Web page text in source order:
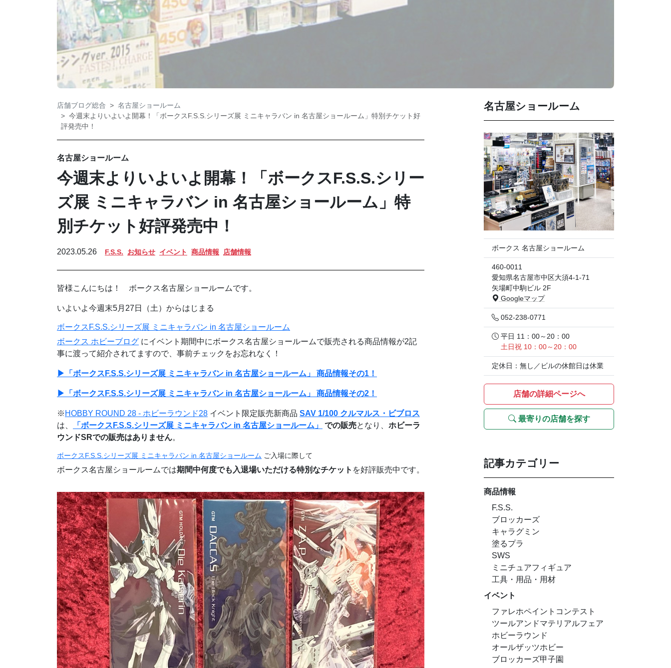
店舗ブログ総合
名古屋ショールーム
今週末よりいよいよ開幕！「ボークスF.S.S.シリーズ展 ミニキャラバン in 名古屋ショールーム」特別チケット好
評発売中！
名古屋ショールーム
今週末よりいよいよ開幕！「ボークスF.S.S.シリー
ズ展 ミニキャラバン in 名古屋ショールーム」特
別チケット好評発売中！
2023.05.26 F.S.S. お知らせ イベント 商品情報 店舗情報
皆様こんにちは！ ボークス名古屋ショールームです。
いよいよ今週末5月27日（土）からはじまる
ボークスF.S.S.シリーズ展 ミニキャラバン in 名古屋ショールーム
ボークス ホビーブログ にイベント期間中にボークス名古屋ショールームで販売される商品情報が2記
事に渡って紹介されてますので、事前チェックをお忘れなく！
▶「ボークスF.S.S.シリーズ展 ミニキャラバン in 名古屋ショールーム」 商品情報その1！
▶「ボークスF.S.S.シリーズ展 ミニキャラバン in 名古屋ショールーム」 商品情報その2！
※ HOBBY ROUND 28 - ホビーラウンド28 イベント限定販売新商品 SAV 1/100 クルマルス・ビブロス
は、
「ボークスF.S.S.シリーズ展 ミニキャラバン in 名古屋ショールーム」 での販売となり、 ホビーラ
ウンドSRでの販売はありません。
ボークスF.S.S.シリーズ展 ミニキャラバン in 名古屋ショールーム ご入場に際して
ボークス名古屋ショールームでは期間中何度でも入退場いただける特別なチケット を好評販売中です。
名古屋ショールーム
ボークス 名古屋ショールーム
460-0011
愛知県名古屋市中区大須4-1-71
矢場町中駒ビル 2F
Googleマップ
052-238-0771
平日 11：00～20：00
土日祝 10：00～20：00
定休日：無し／ビルの休館日は休業
店舗の詳細ページへ
最寄りの店舗を探す
記事カテゴリー
商品情報
F.S.S.
ブロッカーズ
キャラグミン
塗るプラ
SWS
ミニチュアフィギュア
工具・用品・用材
イベント
ファレホペイントコンテスト
ツールアンドマテリアルフェア
ホビーラウンド
オールザッツホビー
ブロッカーズ甲子園